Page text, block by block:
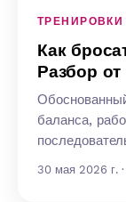
Как
Разбор от
баланса,
30 мая 2026 г.